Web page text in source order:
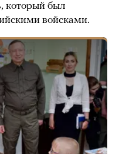
который был
войсками.